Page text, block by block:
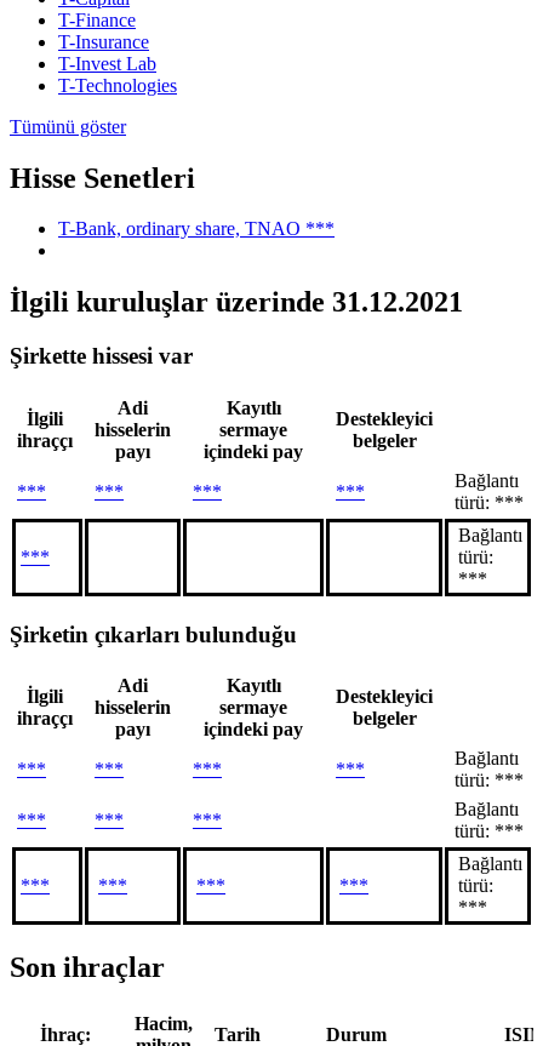
T-Finance
T-Insurance
T-Invest Lab
T-Technologies
Tümünü göster
Hisse Senetleri
T-Bank, ordinary share, TNAO ***
İlgili kuruluşlar üzerinde 31.12.2021
Şirkette hissesi var
İlgili
ihraççı
Adi
hisselerin
payı
Kayıtlı
sermaye
içindeki pay
Destekleyici
belgeler
*** *** *** ***
Bağlantı
türü: ***
***
Bağlantı
türü:
***
Şirketin çıkarları bulunduğu
İlgili
ihraççı
Adi
hisselerin
payı
Kayıtlı
sermaye
içindeki pay
Destekleyici
belgeler
*** *** *** ***
Bağlantı
türü: ***
***
*** ***
Bağlantı
türü: ***
*** *** *** ***
Bağlantı
türü:
***
Son ihraçlar
İhraç:
Hacim,
Tarih Durum
ISIN